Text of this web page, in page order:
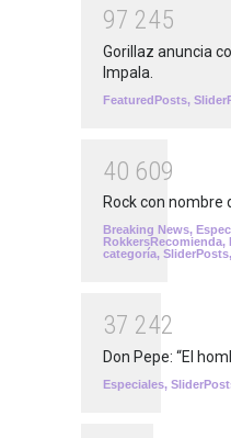
97 245
Gorillaz anuncia
Impala.
FeaturedPosts,
40 609
Rock con nombre
Breaking News,
RokkersRecomienda,
categoría, SliderPosts,
37 242
Don Pepe: “El
Especiales,